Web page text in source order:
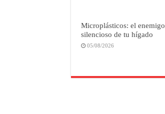
Microplásticos: el enemigo
silencioso de tu hígado
05/08/2026